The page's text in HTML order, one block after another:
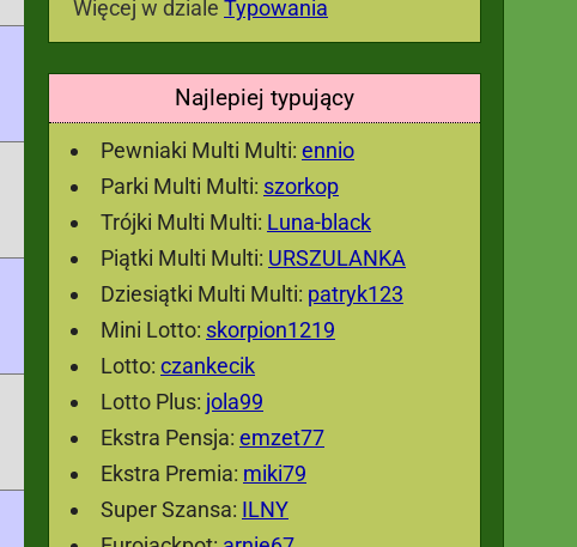
Więcej w dziale Typowania
Najlepiej typujący
Pewniaki Multi Multi: ennio
Parki Multi Multi: szorkop
Trójki Multi Multi: Luna-black
Piątki Multi Multi: URSZULANKA
Dziesiątki Multi Multi: patryk123
Mini Lotto: skorpion1219
Lotto: czankecik
Lotto Plus: jola99
Ekstra Pensja: emzet77
Ekstra Premia: miki79
Super Szansa: ILNY